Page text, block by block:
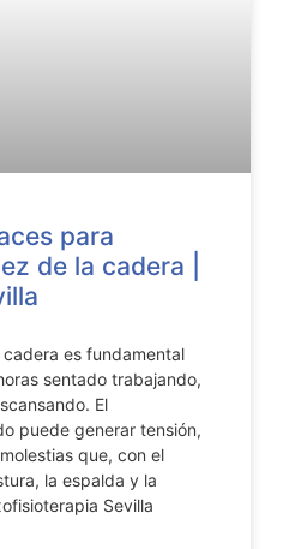
para
de la cadera |
es fundamental
sentado trabajando,
El
puede generar tensión,
que, con el
la espalda y la
Sevilla